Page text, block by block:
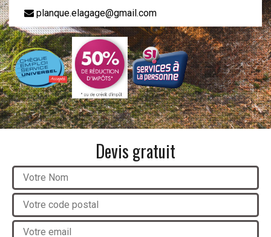
planque.elagage@gmail.com
Devis gratuit